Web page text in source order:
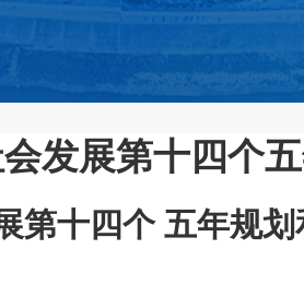
发展第十四个
第十四个 五年规